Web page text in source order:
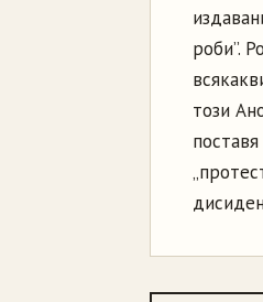
роби”.
този